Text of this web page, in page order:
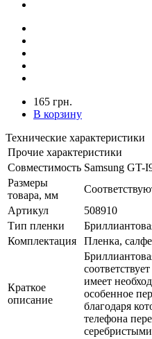
165 грн.
В корзину
Технические характеристики
Прочие характеристики
Совместимость Samsung GT-
Размеры
товара, мм
Артикул
508910
Тип пленки
Комплектация
Пленка,
Краткое
описание
имеет
особенное
благодаря
телефона